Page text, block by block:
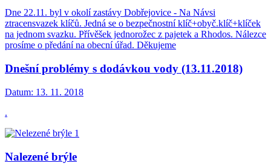
Dne 22.11. byl v okolí zastávy Dobřejovice - Na Návsi
ztracensvazek klíčů. Jedná se o bezpečnostní klíč+obyč.klíč+klíček
na jednom svazku. Přívěšek jednorožec z pajetek a Rhodos. Nálezce
prosíme o předání na obecní úřad. Děkujeme
Dnešní problémy s dodávkou vody (13.11.2018)
Datum: 13. 11. 2018
.
Nalezené brýle